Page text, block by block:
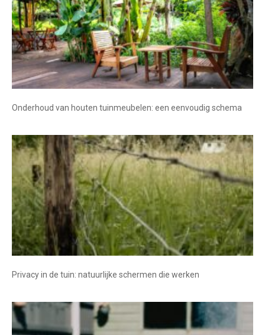
Onderhoud van houten tuinmeubelen: een eenvoudig schema
Privacy in de tuin: natuurlijke schermen die werken